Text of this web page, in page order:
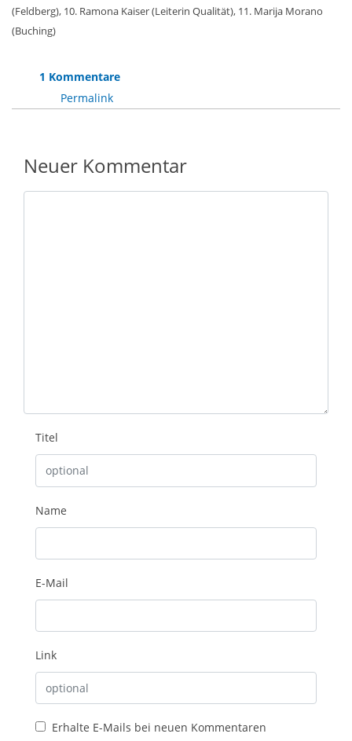
(Feldberg), 10. Ramona Kaiser (Leiterin Qualität), 11. Marija Morano
(Buching)
1 Kommentare
Permalink
Neuer Kommentar
Titel
Name
E-Mail
Link
Erhalte E-Mails bei neuen Kommentaren